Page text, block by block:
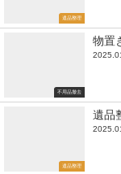
遺品整理
不用品撤去
物置
遺品整理
遺品